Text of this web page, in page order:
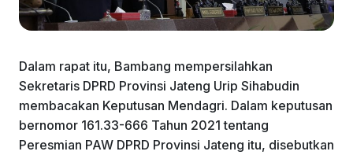
Dalam rapat itu, Bambang mempersilahkan
Sekretaris DPRD Provinsi Jateng Urip Sihabudin
membacakan Keputusan Mendagri. Dalam keputusan
bernomor 161.33-666 Tahun 2021 tentang
Peresmian PAW DPRD Provinsi Jateng itu, disebutkan